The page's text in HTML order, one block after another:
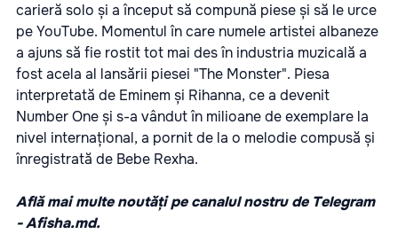
carieră solo și a început să compună piese și să le urce
pe YouTube. Momentul în care numele artistei albaneze
a ajuns să fie rostit tot mai des în industria muzicală a
fost acela al lansării piesei "The Monster". Piesa
interpretată de Eminem și Rihanna, ce a devenit
Number One și s-a vândut în milioane de exemplare la
nivel internațional, a pornit de la o melodie compusă și
înregistrată de Bebe Rexha.
Află mai multe noutăți pe canalul nostru de Telegram
-Afisha.md.